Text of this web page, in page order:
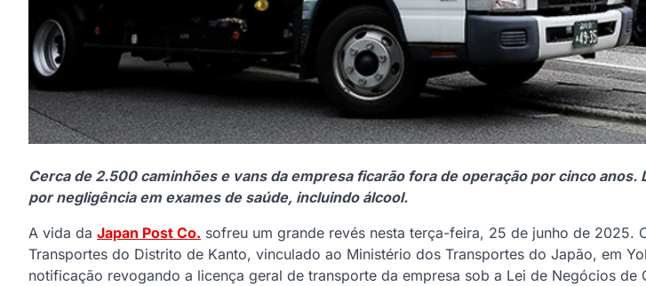
Cerca de 2.500 caminhões e vans da empresa ficarão fora de operação por cinco anos.
por negligência em exames de saúde, incluindo álcool.
A vida da Japan Post Co. sofreu um grande revés nesta terça-feira, 25 de junho de 2025.
Transportes do Distrito de Kanto, vinculado ao Ministério dos Transportes do Japão, em
notificação revogando a licença geral de transporte da empresa sob a Lei de Negócios de